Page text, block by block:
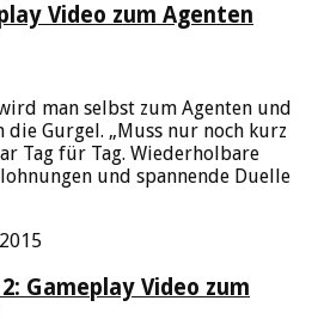
Video zum Agenten
man selbst zum Agenten und
die Gurgel. „Muss nur noch kurz
Tag für Tag. Wiederholbare
und spannende Duelle
Gameplay Video zum